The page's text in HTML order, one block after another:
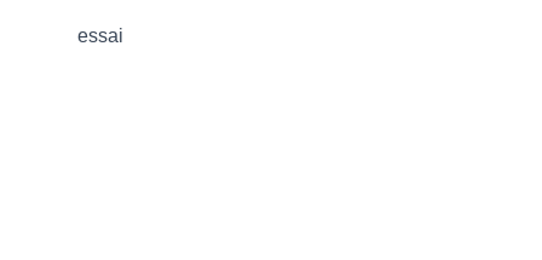
essai